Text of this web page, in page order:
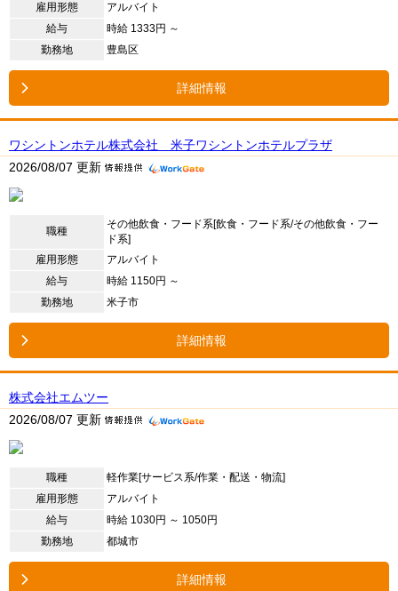
雇用形態
アルバイト
給与
時給 1333円 ～
勤務地
豊島区
詳細情報
ワシントンホテル株式会社 米子ワシントンホテルプラザ
2026/08/07 更新
職種
その他飲食・フード系[飲食・フード系/その他飲食・フー
ド系]
雇用形態
アルバイト
給与
時給 1150円 ～
勤務地
米子市
詳細情報
株式会社エムツー
2026/08/07 更新
職種
軽作業[サービス系/作業・配送・物流]
雇用形態
アルバイト
給与
時給 1030円 ～ 1050円
勤務地
都城市
詳細情報